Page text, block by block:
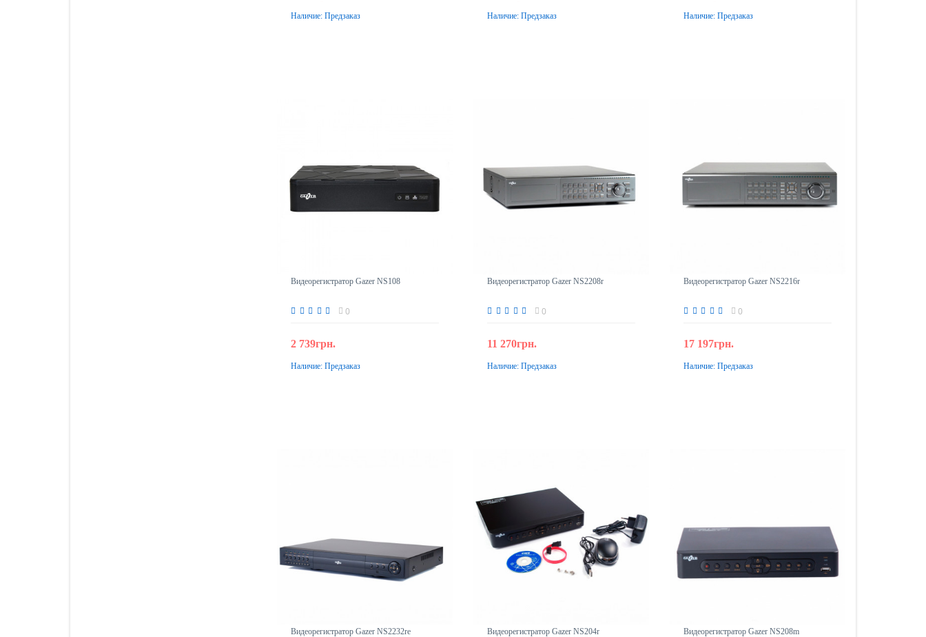
Предзаказ
Наличие: Предзаказ Предзаказ
Наличие: Предзаказ Предзаказ
Наличие: Предзаказ
Видеорегистратор Gazer NS108
0
2 739грн.
Предзаказ
Наличие: Предзаказ
Видеорегистратор Gazer NS2208r
0
11 270грн.
Предзаказ
Наличие: Предзаказ
Видеорегистратор Gazer NS2216r
0
17 197грн.
Предзаказ
Наличие: Предзаказ
Видеорегистратор Gazer NS2232re Видеорегистратор Gazer NS204r Видеорегистратор Gazer NS208m